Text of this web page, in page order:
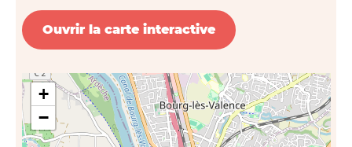
Ouvrir la carte interactive
+
−